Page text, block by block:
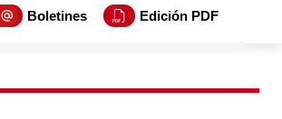
Boletines Edición PDF